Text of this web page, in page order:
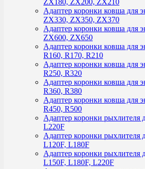
ZX180, ZX200, ZX210
Адаптер коронки ковша для
ZX330, ZX350, ZX370
Адаптер коронки ковша для
ZX600, ZX650
Адаптер коронки ковша для
R160, R170, R210
Адаптер коронки ковша для
R250, R320
Адаптер коронки ковша для
R360, R380
Адаптер коронки ковша для
R450, R500
Адаптер коронки рыхлителя
L220F
Адаптер коронки рыхлителя
L120F, L180F
Адаптер коронки рыхлителя
L150F, L180F, L220F